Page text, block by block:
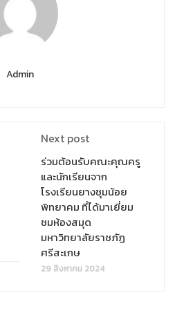
Admin
Next post
ร่วมต้อนรับคณะคุณครู
และนักเรียนจาก
โรงเรียนยางชุมน้อย
พิทยาคม ที่ได้มาเยี่ยม
ชมห้องสมุด
มหาวิทยาลัยราชภัฏ
ศรีสะเกษ
29 สิงหาคม 2024